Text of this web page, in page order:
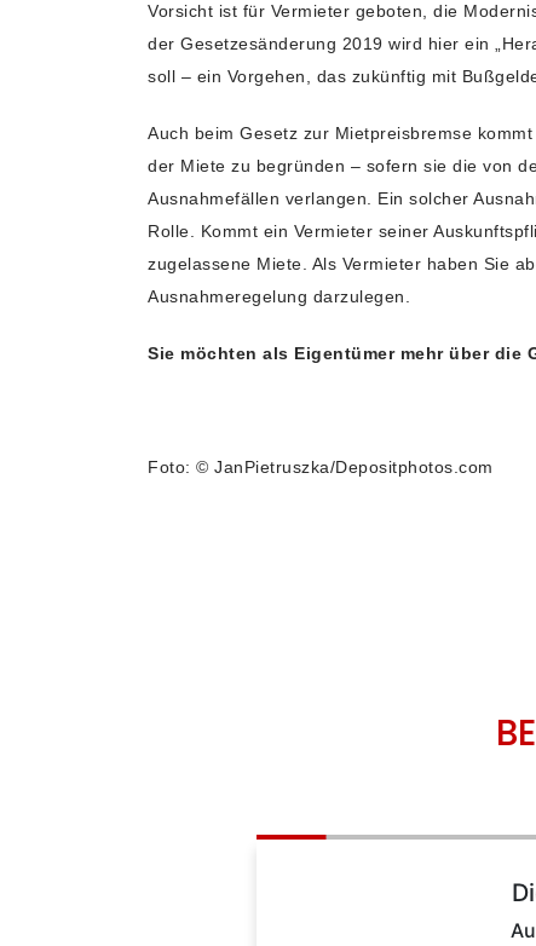
Vorsicht ist für Vermieter geboten, die
der Gesetzesänderung 2019 wird hier ein
soll – ein Vorgehen, das zukünftig mit
Auch beim Gesetz zur Mietpreisbremse
der Miete zu begründen – sofern sie die von
Ausnahmefällen verlangen. Ein solcher
Rolle. Kommt ein Vermieter seiner
zugelassene Miete. Als Vermieter haben Sie
Ausnahmeregelung darzulegen.
Sie möchten als Eigentümer mehr über die
Foto: © JanPietruszka/Depositphotos.com